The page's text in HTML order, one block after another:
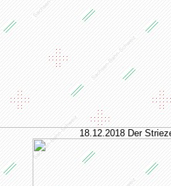
18.12.2018 Der